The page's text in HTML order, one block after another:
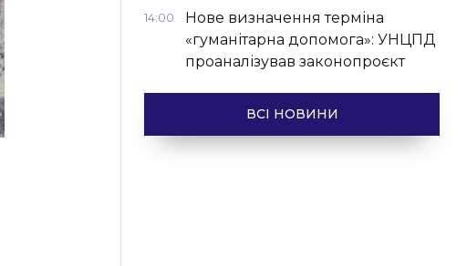
14:00
Нове визначення терміна
«гуманітарна допомога»: УНЦПД
проаналізував законопроєкт
ВСІ НОВИНИ